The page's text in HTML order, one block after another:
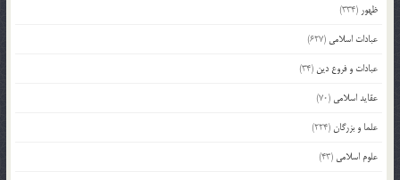
ظهور (334)
عبادات اسلامی (627)
عبادات و فروع دین (34)
عقاید اسلامی (70)
علما و بزرگان(224)
علوم اسلامی (43)